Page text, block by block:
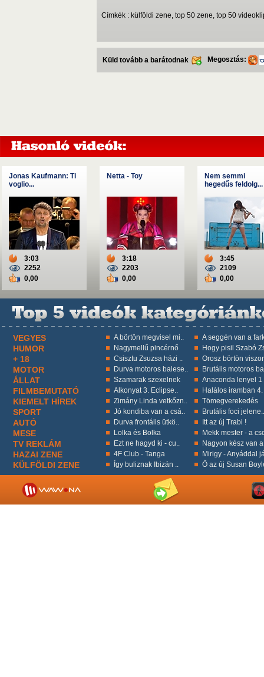
Címkék : külföldi zene, top 50 zene, top 50
Küld tovább a barátodnak Megosztás:
Jonas Kaufmann: Ti
voglio...
3:03
2252
0,00
Netta - Toy
3:18
2203
0,00
Nem semmi
hegedűs feldolg...
3:45
2109
0,00
VEGYES A börtön megvisel mi.. A seggén van a
HUMOR Nagymellű pincérnő Hogy pisil Szabó
+ 18 Csisztu Zsuzsa házi .. Orosz börtön
MOTOR Durva motoros balese.. Brutális motoros
ÁLLAT Szamarak szexelnek Anaconda lenyel 1
FILMBEMUTATÓ Alkonyat 3. Eclipse.. Halálos iramban 4.
KIEMELT HÍREK Zimány Linda vetkőzn.. Tömegverekedés
SPORT Jó kondiba van a csá.. Brutális foci jelene..
AUTÓ Durva frontális ütkö.. Itt az új Trabi !
MESE Lolka és Bolka Mekk mester - a
TV REKLÁM Ezt ne hagyd ki - cu.. Nagyon kész van
HAZAI ZENE 4F Club - Tanga Mirigy - Anyáddal
KÜLFÖLDI ZENE Így buliznak Ibizán .. Ő az új Susan